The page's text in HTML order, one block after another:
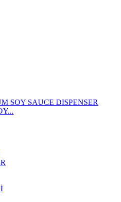
SOY SAUCE DISPENSER